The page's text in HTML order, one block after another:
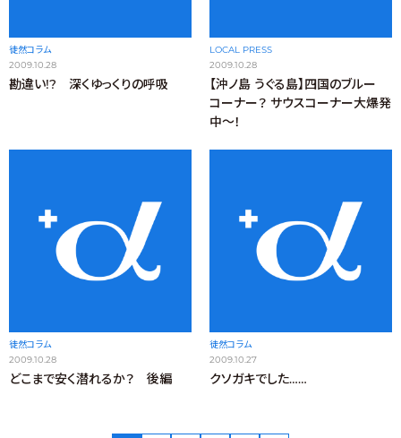
徒然コラム
2009.10.28
勘違い!? 深くゆっくりの呼吸
LOCAL PRESS
2009.10.28
【沖ノ島 うぐる島】四国のブルー
コーナー？ サウスコーナー大爆発
中〜！
徒然コラム
2009.10.28
どこまで安く潜れるか？ 後編
徒然コラム
2009.10.27
クソガキでした……